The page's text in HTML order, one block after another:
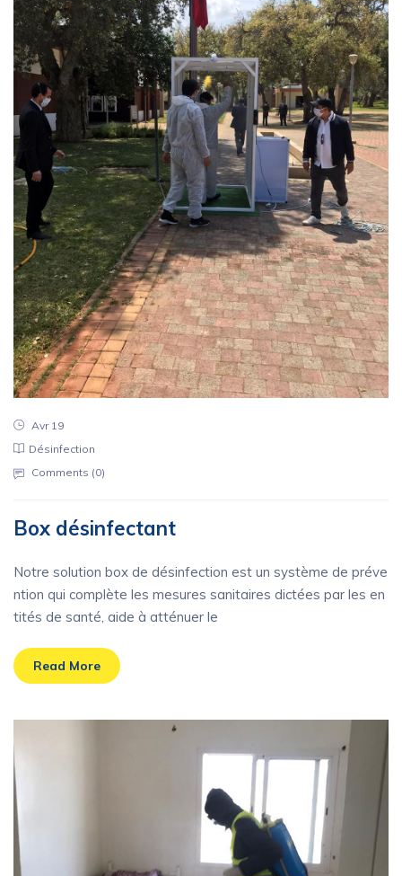
Avr 19
Désinfection
Comments (0)
Box désinfectant
Notre solution box de désinfection est un système de préve
ntion qui complète les mesures sanitaires dictées par les en
tités de santé, aide à atténuer le
Read More